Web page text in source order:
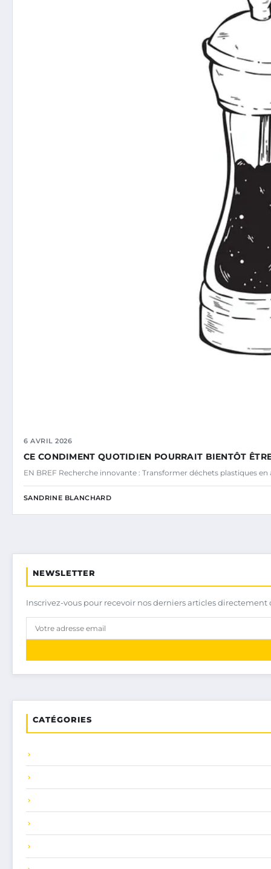
6 AVRIL 2026
CE CONDIMENT QUOTIDIEN POURRAIT BIENTÔT
EN BREF Recherche innovante : Transformer déchets plastiques en
SANDRINE BLANCHARD
NEWSLETTER
Inscrivez-vous pour recevoir nos derniers articles
CATÉGORIES